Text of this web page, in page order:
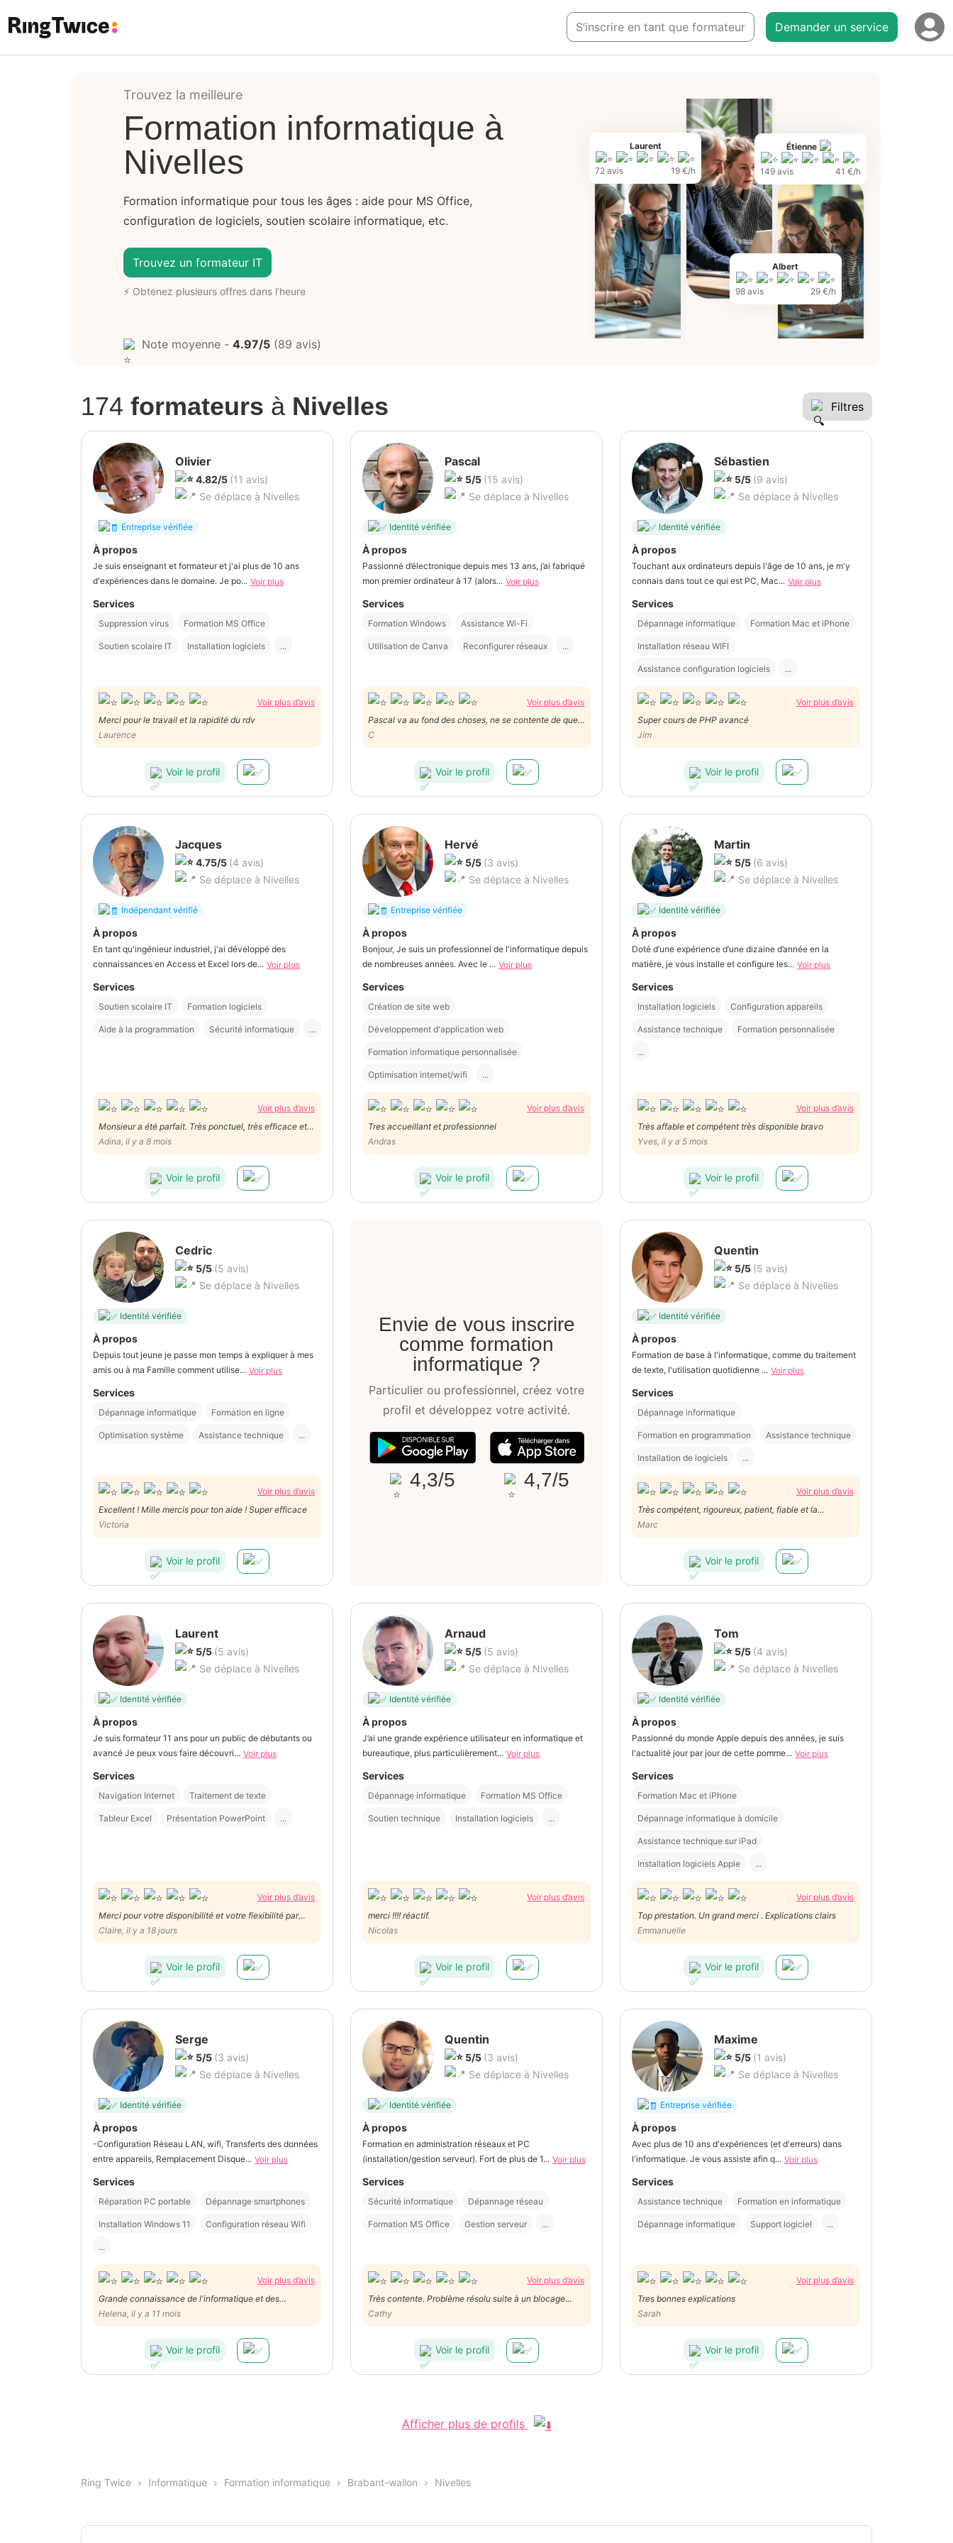
S’inscrire en tant que formateur Demander un service
Laurent
72 avis 19 €/h
Albert
98 avis 29 €/h
Étienne
149 avis 41 €/h
Trouvez la meilleure
Formation informatique à
Nivelles
Formation informatique pour tous les âges : aide pour MS Office,
configuration de logiciels, soutien scolaire informatique, etc.
Trouvez un formateur IT
⚡ Obtenez plusieurs offres dans l’heure
Note moyenne - 4.97/5 (89 avis)
174 formateurs à Nivelles Filtres
Olivier
4.82/5 (11 avis)
Se déplace à Nivelles
Entreprise vérifiée
À propos
Je suis enseignant et formateur et j'ai plus de 10 ans
d'expériences dans le domaine. Je po... Voir plus
Services
Suppression virus Formation MS Office
Soutien scolaire IT Installation logiciels ...
Voir plus d’avis
Merci pour le travail et la rapidité du rdv
Laurence
Voir le profil
Pascal
5/5 (15 avis)
Se déplace à Nivelles
Identité vérifiée
À propos
Passionné d’électronique depuis mes 13 ans, j’ai fabriqué
mon premier ordinateur à 17 (alors... Voir plus
Services
Formation Windows Assistance Wi-Fi
Utilisation de Canva Reconfigurer réseaux ...
Voir plus d’avis
Pascal va au fond des choses, ne se contente de que
de trouver LA bonne solution. Est patient, super gentil,
à l'écoute et a fait le job parfait par rapport à ma
demande. Je le recommande plus que vivement !
Merci Pascal !
C
Voir le profil
Sébastien
5/5 (9 avis)
Se déplace à Nivelles
Identité vérifiée
À propos
Touchant aux ordinateurs depuis l'âge de 10 ans, je m'y
connais dans tout ce qui est PC, Mac... Voir plus
Services
Dépannage informatique Formation Mac et iPhone
Installation réseau WIFI
Assistance configuration logiciels ...
Voir plus d’avis
Super cours de PHP avancé
Jim
Voir le profil
Jacques
4.75/5 (4 avis)
Se déplace à Nivelles
Indépendant vérifié
À propos
En tant qu'ingénieur industriel, j'ai développé des
connaissances en Access et Excel lors de... Voir plus
Services
Soutien scolaire IT Formation logiciels
Aide à la programmation Sécurité informatique ...
Voir plus d’avis
Monsieur a été parfait. Très ponctuel, très efficace et
vraiment très aimable. Encore merci
Adina, il y a 8 mois
Voir le profil
Hervé
5/5 (3 avis)
Se déplace à Nivelles
Entreprise vérifiée
À propos
Bonjour, Je suis un professionnel de l'informatique depuis
de nombreuses années. Avec le ... Voir plus
Services
Création de site web
Développement d'application web
Formation informatique personnalisée
Optimisation internet/wifi ...
Voir plus d’avis
Tres accueillant et professionnel
Andras
Voir le profil
Martin
5/5 (6 avis)
Se déplace à Nivelles
Identité vérifiée
À propos
Doté d’une expérience d’une dizaine d’année en la
matière, je vous installe et configure les... Voir plus
Services
Installation logiciels Configuration appareils
Assistance technique Formation personnalisée
...
Voir plus d’avis
Très affable et compétent très disponible bravo
Yves, il y a 5 mois
Voir le profil
Cedric
5/5 (5 avis)
Se déplace à Nivelles
Identité vérifiée
À propos
Depuis tout jeune je passe mon temps à expliquer à mes
amis ou à ma Famille comment utilise... Voir plus
Services
Dépannage informatique Formation en ligne
Optimisation système Assistance technique ...
Voir plus d’avis
Excellent ! Mille mercis pour ton aide ! Super efficace
Victoria
Voir le profil
Envie de vous inscrire
comme formation
informatique ?
Particulier ou professionnel, créez votre
profil et développez votre activité.
4,3/5 4,7/5
Quentin
5/5 (5 avis)
Se déplace à Nivelles
Identité vérifiée
À propos
Formation de base à l'informatique, comme du traitement
de texte, l'utilisation quotidienne ... Voir plus
Services
Dépannage informatique
Formation en programmation Assistance technique
Installation de logiciels ...
Voir plus d’avis
Très compétent, rigoureux, patient, fiable et la
gentillesse en plus.
Marc
Voir le profil
Laurent
5/5 (5 avis)
Se déplace à Nivelles
Identité vérifiée
À propos
Je suis formateur 11 ans pour un public de débutants ou
avancé Je peux vous faire découvri... Voir plus
Services
Navigation Internet Traitement de texte
Tableur Excel Présentation PowerPoint ...
Voir plus d’avis
Merci pour votre disponibilité et votre flexibilité par
rapport a ma demande, je recommande
Claire, il y a 18 jours
Voir le profil
Arnaud
5/5 (5 avis)
Se déplace à Nivelles
Identité vérifiée
À propos
J’ai une grande expérience utilisateur en informatique et
bureautique, plus particulièrement... Voir plus
Services
Dépannage informatique Formation MS Office
Soutien technique Installation logiciels ...
Voir plus d’avis
merci !!!! réactif.
Nicolas
Voir le profil
Tom
5/5 (4 avis)
Se déplace à Nivelles
Identité vérifiée
À propos
Passionné du monde Apple depuis des années, je suis
l'actualité jour par jour de cette pomme... Voir plus
Services
Formation Mac et iPhone
Dépannage informatique à domicile
Assistance technique sur iPad
Installation logiciels Apple ...
Voir plus d’avis
Top prestation. Un grand merci . Explications clairs
Emmanuelle
Voir le profil
Serge
5/5 (3 avis)
Se déplace à Nivelles
Identité vérifiée
À propos
-Configuration Réseau LAN, wifi, Transferts des données
entre appareils, Remplacement Disque... Voir plus
Services
Réparation PC portable Dépannage smartphones
Installation Windows 11 Configuration réseau Wifi
...
Voir plus d’avis
Grande connaissance de l'informatique et des
problèmes qui peuvent arriver
Helena, il y a 11 mois
Voir le profil
Quentin
5/5 (3 avis)
Se déplace à Nivelles
Identité vérifiée
À propos
Formation en administration réseaux et PC
(installation/gestion serveur). Fort de plus de 1... Voir plus
Services
Sécurité informatique Dépannage réseau
Formation MS Office Gestion serveur ...
Voir plus d’avis
Très contente. Problème résolu suite à un blocage
IPhone avec code de restriction. Mille mercis !
Cathy
Voir le profil
Maxime
5/5 (1 avis)
Se déplace à Nivelles
Entreprise vérifiée
À propos
Avec plus de 10 ans d'expériences (et d'erreurs) dans
l'informatique. Je vous assiste afin q... Voir plus
Services
Assistance technique Formation en informatique
Dépannage informatique Support logiciel ...
Voir plus d’avis
Tres bonnes explications
Sarah
Voir le profil
Afficher plus de profils
Ring Twice Informatique Formation informatique Brabant-wallon Nivelles